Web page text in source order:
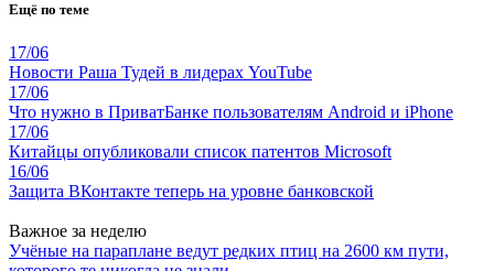
Ещё по теме
17/06
Новости Раша Тудей в лидерах YouTube
17/06
Что нужно в ПриватБанке пользователям Android и iPhone
17/06
Китайцы опубликовали список патентов Microsoft
16/06
Защита ВКонтакте теперь на уровне банковской
Важное за неделю
Учёные на параплане ведут редких птиц на 2600 км пути,